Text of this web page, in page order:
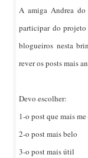
A amiga Andrea
participar do
blogueiros nesta
rever os posts mais
Devo escolher:
1-o post que mais
2-o post mais belo
3-o post mais útil